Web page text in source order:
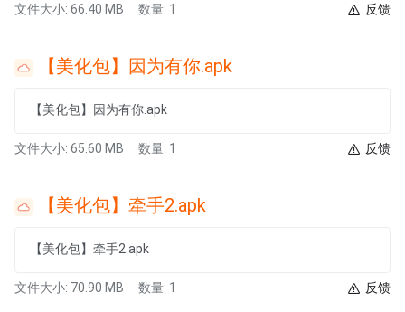
文件大小: 66.40 MB 数量: 1 反馈
【美化包】因为有你.apk
【美化包】因为有你.apk
文件大小: 65.60 MB 数量: 1 反馈
【美化包】牵手2.apk
【美化包】牵手2.apk
文件大小: 70.90 MB 数量: 1 反馈